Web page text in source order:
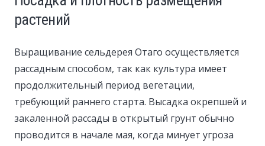
растений
Выращивание сельдерея Отаго осуществляется
рассадным способом, так как культура имеет
продолжительный период вегетации,
требующий раннего старта. Высадка окрепшей и
закаленной рассады в открытый грунт обычно
проводится в начале мая, когда минует угроза